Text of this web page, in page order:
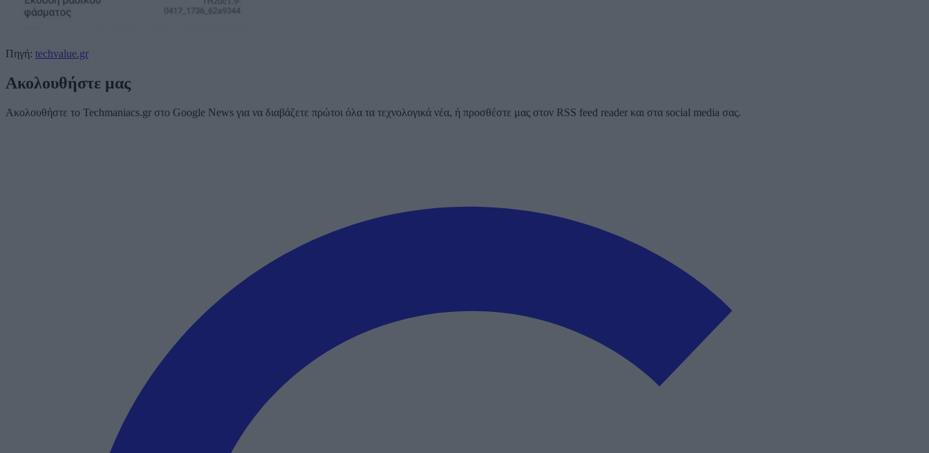
Πηγή: techvalue.gr
Ακολουθήστε μας
Ακολουθήστε το Techmaniacs.gr στο Google News για να διαβάζετε πρώτοι όλα τα τεχνολογικά νέα, ή προσθέστε μας στον RSS feed reader και στα social media σας.